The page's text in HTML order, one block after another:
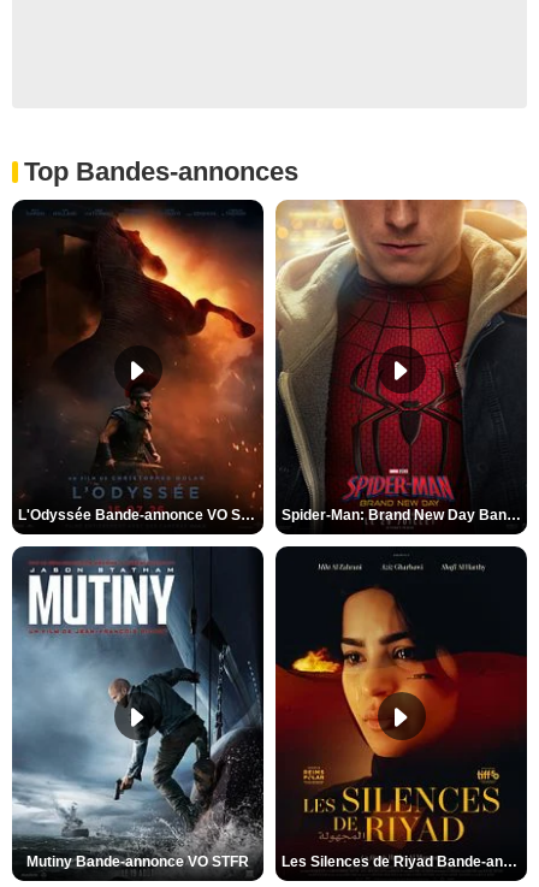
Top Bandes-annonces
L'Odyssée Bande-annonce VO STFR Spider-Man: Brand New Day Bande-annonce VO STFR
Mutiny Bande-annonce VO STFR Les Silences de Riyad Bande-annonce VO STFR